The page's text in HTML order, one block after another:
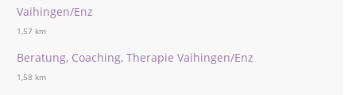
Vaihingen/Enz
1,57 km
Beratung, Coaching, Therapie Vaihingen/Enz
1,58 km